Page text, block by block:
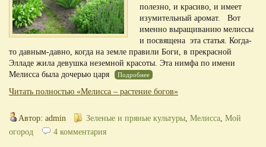
полезно, и красиво, и имеет
изумительный аромат. Вот
именно выращиванию мелиссы
и посвящена эта статья. Когда-
то давным-давно, когда на земле правили Боги, в прекрасной
Элладе жила девушка неземной красоты. Эта нимфа по имени
Мелисса была дочерью царя
Подробнее
Читать полностью «Мелисса – растение богов»
Автор: admin Зеленые и пряные культуры Мелисса Мой
огород
4 комментария